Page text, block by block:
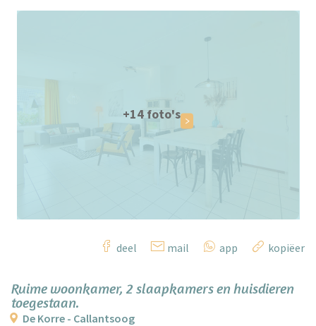
+14 foto's
deel mail app kopiëer
Ruime woonkamer, 2 slaapkamers en huisdieren
toegestaan.
De Korre - Callantsoog